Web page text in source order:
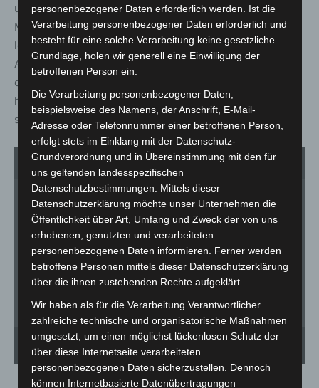
und Straßen“ und dem Quartiersmanagement den
Moment mit einer kleinen Eröffnung gefeiert. „Doch
leider ist dies derzeit aufgrund der geltenden Corona-
Auflagen nicht möglich“, so Carolin Ottensmeyer, Leiterin
der „Abteilung Stadtplanung und Geoinformation“. „Wir
hoffen, dass wir im kommenden Jahr die Einweihung bei
schönem Wetter nachholen können.“
1von 2
Von den asphaltierten Abschnitten hebt sich der Begegnungsbereich deutlich durch
die dort verwendeten roten Pflastersteine ab. Die Schilder, die ihn als
verkehrsberuhigten Bereich auszeichnen, werden in Kürze aufgestellt. - © Stadt
Langenhagen
personenbezogener Daten erforderlich werden. Ist die
Verarbeitung personenbezogener Daten erforderlich und
besteht für eine solche Verarbeitung keine gesetzliche
Grundlage, holen wir generell eine Einwilligung der
betroffenen Person ein.
Die Verarbeitung personenbezogener Daten,
beispielsweise des Namens, der Anschrift, E-Mail-
Adresse oder Telefonnummer einer betroffenen Person,
erfolgt stets im Einklang mit der Datenschutz-
Grundverordnung und in Übereinstimmung mit den für
uns geltenden landesspezifischen
Datenschutzbestimmungen. Mittels dieser
Datenschutzerklärung möchte unser Unternehmen die
Öffentlichkeit über Art, Umfang und Zweck der von uns
erhobenen, genutzten und verarbeiteten
personenbezogenen Daten informieren. Ferner werden
betroffene Personen mittels dieser Datenschutzerklärung
über die ihnen zustehenden Rechte aufgeklärt.
Wir haben als für die Verarbeitung Verantwortlicher
zahlreiche technische und organisatorische Maßnahmen
umgesetzt, um einen möglichst lückenlosen Schutz der
über diese Internetseite verarbeiteten
personenbezogenen Daten sicherzustellen. Dennoch
können Internetbasierte Datenübertragungen